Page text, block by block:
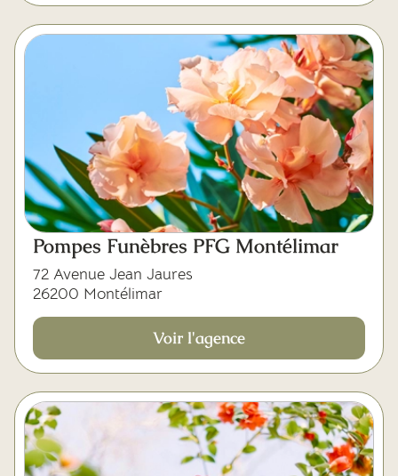
Pompes Funèbres PFG Montélimar
72 Avenue Jean Jaures
26200 Montélimar
Voir l'agence